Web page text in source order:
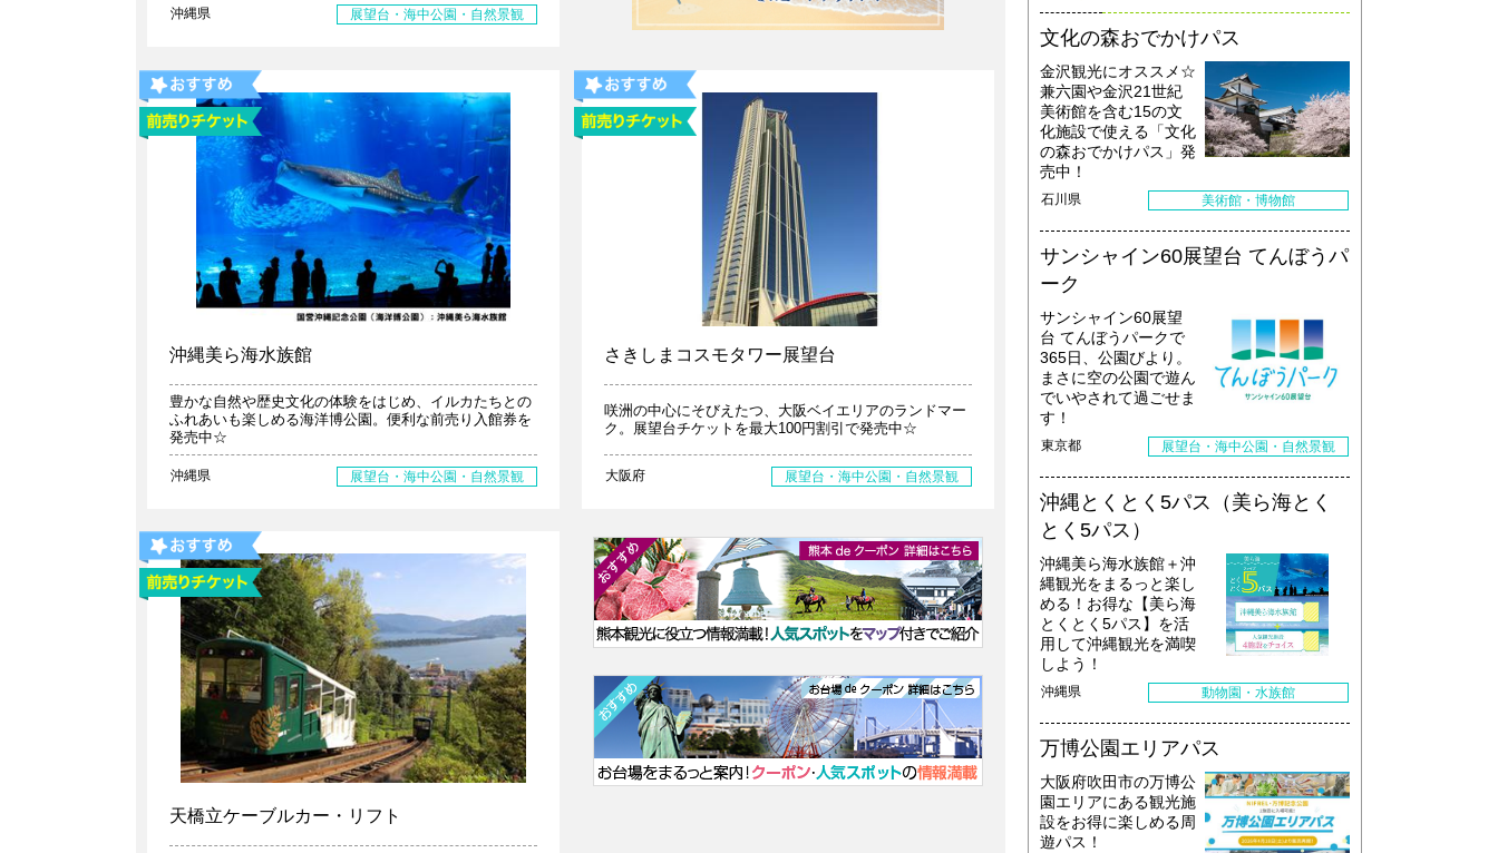
沖縄県 展望台・海中公園・自然景観
沖縄美ら海水族館
豊かな自然や歴史文化の体験をはじめ、イルカたちとの
ふれあいも楽しめる海洋博公園。便利な前売り入館券を
発売中☆
沖縄県 展望台・海中公園・自然景観
さきしまコスモタワー展望台
咲洲の中心にそびえたつ、大阪ベイエリアのランドマー
ク。展望台チケットを最大100円割引で発売中☆
大阪府 展望台・海中公園・自然景観
天橋立ケーブルカー・リフト
文化の森おでかけパス
金沢観光にオススメ☆
兼六園や金沢21世紀
美術館を含む15の文
化施設で使える「文化
の森おでかけパス」発
売中！
石川県 美術館・博物館
サンシャイン60展望台 てんぼうパ
ーク
サンシャイン60展望
台 てんぼうパークで
365日、公園びより。
まさに空の公園で遊ん
でいやされて過ごせま
す！
東京都 展望台・海中公園・自然景観
沖縄とくとく5パス（美ら海とく
とく5パス）
沖縄美ら海水族館＋沖
縄観光をまるっと楽し
める！お得な【美ら海
とくとく5パス】を活
用して沖縄観光を満喫
しよう！
沖縄県 動物園・水族館
万博公園エリアパス
大阪府吹田市の万博公
園エリアにある観光施
設をお得に楽しめる周
遊パス！